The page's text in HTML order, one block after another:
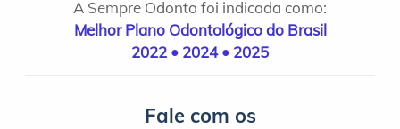
A Sempre Odonto foi indicada como:
Melhor Plano Odontológico do Brasil
2022 • 2024 • 2025
Fale com os